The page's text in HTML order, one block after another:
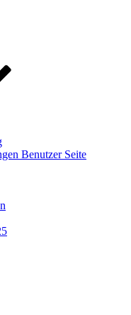
Benutzer Seite